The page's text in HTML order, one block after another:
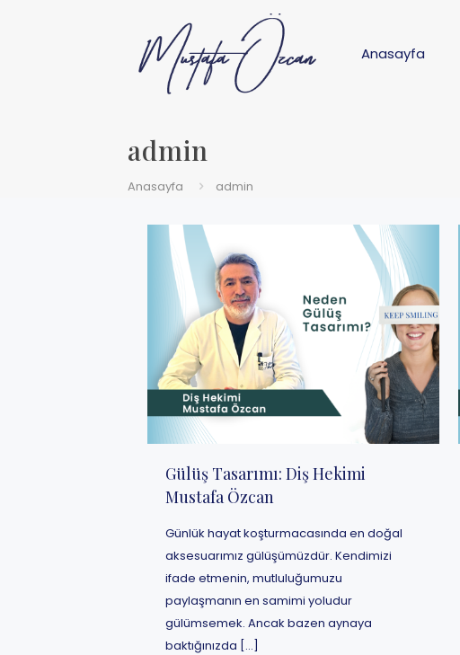
Anasayfa
admin
Anasayfa admin
Gülüş Tasarımı: Diş Hekimi
Mustafa Özcan
Günlük hayat koşturmacasında en doğal
aksesuarımız gülüşümüzdür. Kendimizi
ifade etmenin, mutluluğumuzu
paylaşmanın en samimi yoludur
gülümsemek. Ancak bazen aynaya
baktığınızda […]